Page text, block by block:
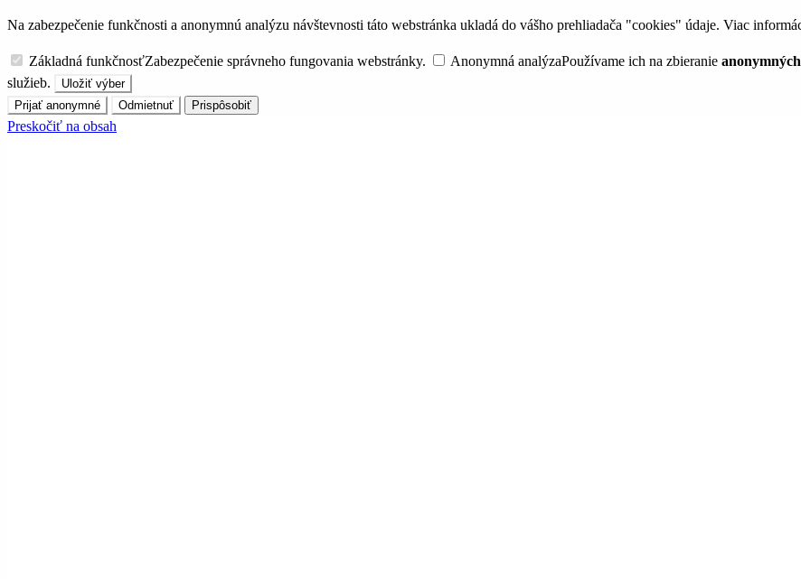
Na zabezpečenie funkčnosti a anonymnú analýzu návštevnosti táto webstránka ukladá do vášho prehliadača "cookies" údaje. Viac
Základná funkčnosťZabezpečenie správneho fungovania webstránky. Anonymná analýzaPoužívame ich na zbieranie anonymných
služieb.
Uložiť výber
Prijať anonymné
Odmietnuť Prispôsobiť
Preskočiť na obsah